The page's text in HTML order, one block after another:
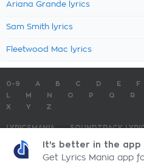
Ariana Grande lyrics
Sam Smith lyrics
Fleetwood Mac lyrics
0-9 A B C D E F
M N O P Q R
X
Y Z
LYRICSMANIA SOUNDTRACK
TOP 100 LYRICS
LyricsMania.com - Copyright © 2026
It's better in the app
Get Lyrics Mania app